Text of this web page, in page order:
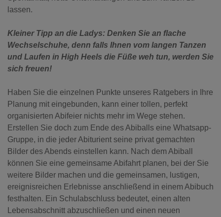
lassen.
Kleiner Tipp an die Ladys: Denken Sie an flache
Wechselschuhe, denn falls Ihnen vom langen Tanzen
und Laufen in High Heels die Füße weh tun, werden Sie
sich freuen!
Haben Sie die einzelnen Punkte unseres Ratgebers in Ihre
Planung mit eingebunden, kann einer tollen, perfekt
organisierten Abifeier nichts mehr im Wege stehen.
Erstellen Sie doch zum Ende des Abiballs eine Whatsapp-
Gruppe, in die jeder Abiturient seine privat gemachten
Bilder des Abends einstellen kann. Nach dem Abiball
können Sie eine gemeinsame Abifahrt planen, bei der Sie
weitere Bilder machen und die gemeinsamen, lustigen,
ereignisreichen Erlebnisse anschließend in einem Abibuch
festhalten. Ein Schulabschluss bedeutet, einen alten
Lebensabschnitt abzuschließen und einen neuen